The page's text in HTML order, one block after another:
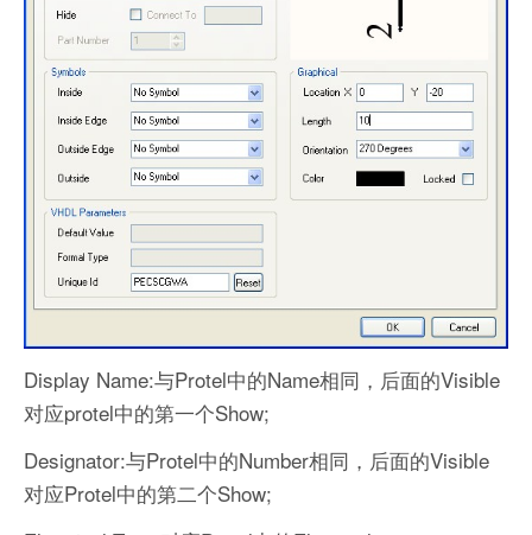
Display Name:与Protel中的Name相同，后面的Visible
对应protel中的第一个Show;
Designator:与Protel中的Number相同，后面的Visible
对应Protel中的第二个Show;